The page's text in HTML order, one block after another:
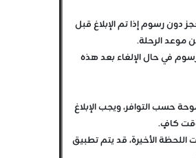
دون رسوم إذا تم الإبلاغ قبل
في حال الإلغاء بعد هذه
حسب التوافر، ويجب الإبلاغ
كافٍ.
اللحظة الأخيرة، قد يتم تطبيق